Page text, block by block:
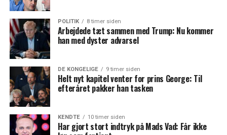
POLITIK 8 timer siden
Arbejdede tæt sammen med Trump: Nu kommer
han med dyster advarsel
DE KONGELIGE 9 timer siden
Helt nyt kapitel venter for prins George: Til
efteråret pakker han tasken
KENDTE 10 timer siden
Har gjort stort indtryk på Mads Vad: Får ikke